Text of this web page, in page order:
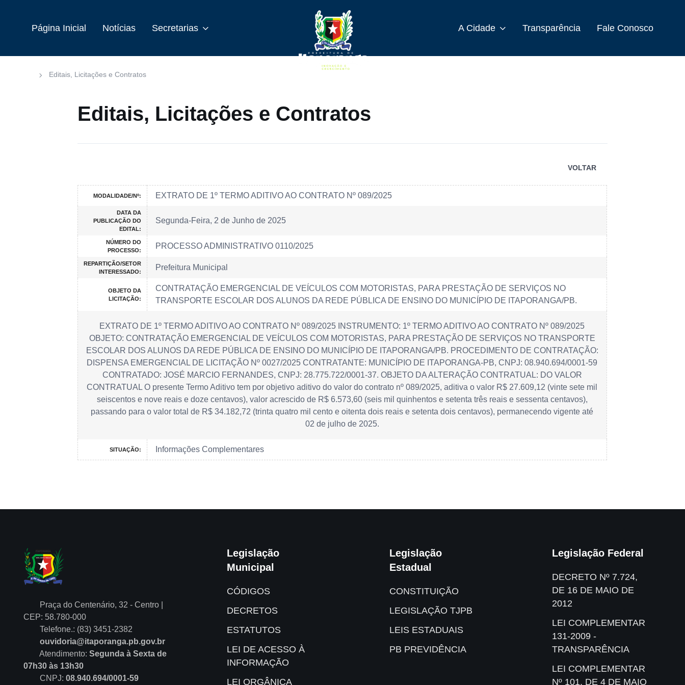
Página Inicial Notícias Secretarias A Cidade Transparência Fale Conosco
Editais, Licitações e Contratos
Editais, Licitações e Contratos
VOLTAR
MODALIDADE/Nº: EXTRATO DE 1º TERMO ADITIVO AO CONTRATO Nº 089/2025
DATA DA
PUBLICAÇÃO DO
EDITAL:
Segunda-Feira, 2 de Junho de 2025
NÚMERO DO
PROCESSO:
PROCESSO ADMINISTRATIVO 0110/2025
REPARTIÇÃO/SETOR
INTERESSADO:
Prefeitura Municipal
OBJETO DA
LICITAÇÃO:
CONTRATAÇÃO EMERGENCIAL DE VEÍCULOS COM MOTORISTAS, PARA PRESTAÇÃO DE SERVIÇOS NO
TRANSPORTE ESCOLAR DOS ALUNOS DA REDE PÚBLICA DE ENSINO DO MUNICÍPIO DE ITAPORANGA/PB.
EXTRATO DE 1º TERMO ADITIVO AO CONTRATO Nº 089/2025 INSTRUMENTO: 1º TERMO ADITIVO AO CONTRATO Nº 089/2025
OBJETO: CONTRATAÇÃO EMERGENCIAL DE VEÍCULOS COM MOTORISTAS, PARA PRESTAÇÃO DE SERVIÇOS NO TRANSPORTE
ESCOLAR DOS ALUNOS DA REDE PÚBLICA DE ENSINO DO MUNICÍPIO DE ITAPORANGA/PB. PROCEDIMENTO DE CONTRATAÇÃO:
DISPENSA EMERGENCIAL DE LICITAÇÃO Nº 0027/2025 CONTRATANTE: MUNICÍPIO DE ITAPORANGA-PB, CNPJ: 08.940.694/0001-59
CONTRATADO: JOSÉ MARCIO FERNANDES, CNPJ: 28.775.722/0001-37. OBJETO DA ALTERAÇÃO CONTRATUAL: DO VALOR
CONTRATUAL O presente Termo Aditivo tem por objetivo aditivo do valor do contrato nº 089/2025, aditiva o valor R$ 27.609,12 (vinte sete mil
seiscentos e nove reais e doze centavos), valor acrescido de R$ 6.573,60 (seis mil quinhentos e setenta três reais e sessenta centavos),
passando para o valor total de R$ 34.182,72 (trinta quatro mil cento e oitenta dois reais e setenta dois centavos), permanecendo vigente até
02 de julho de 2025.
SITUAÇÃO: Informações Complementares
Praça do Centenário, 32 - Centro |
CEP: 58.780-000
Telefone.: (83) 3451-2382
ouvidoria@itaporanga.pb.gov.br
Atendimento: Segunda à Sexta de
07h30 às 13h30
CNPJ: 08.940.694/0001-59
Legislação
Municipal
CÓDIGOS
DECRETOS
ESTATUTOS
LEI DE ACESSO À
INFORMAÇÃO
LEI ORGÂNICA
Legislação
Estadual
CONSTITUIÇÃO
LEGISLAÇÃO TJPB
LEIS ESTADUAIS
PB PREVIDÊNCIA
Legislação Federal
DECRETO Nº 7.724,
DE 16 DE MAIO DE
2012
LEI COMPLEMENTAR
131-2009 -
TRANSPARÊNCIA
LEI COMPLEMENTAR
Nº 101, DE 4 DE MAIO